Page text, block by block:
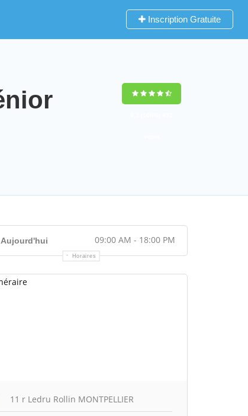
Inscription Gratuite
Aujourd'hui 09:00 AM - 18:00 PM
Horaires
11 r Ledru Rollin MONTPELLIER